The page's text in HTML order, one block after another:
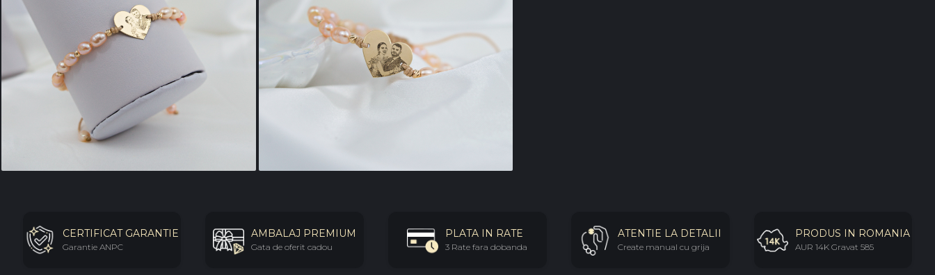
CERTIFICAT GARANTIE
Garantie ANPC
AMBALAJ PREMIUM
Gata de oferit cadou
PLATA IN RATE
3 Rate fara dobanda
ATENTIE LA DETALII
Create manual cu grija
PRODUS IN ROMANIA
AUR 14K Gravat 585